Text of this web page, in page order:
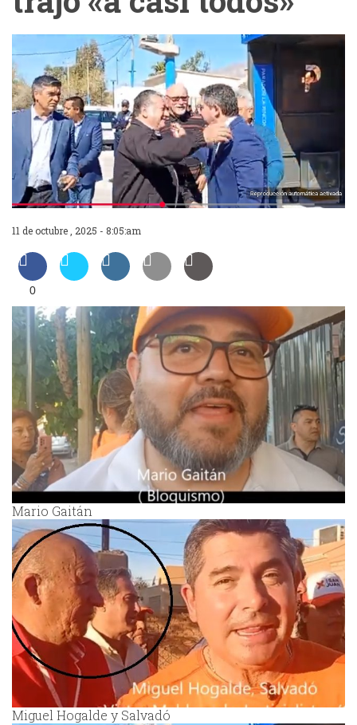
11 de octubre , 2025 - 8:05:am
0
Mario Gaitán
Miguel Hogalde y Salvadó